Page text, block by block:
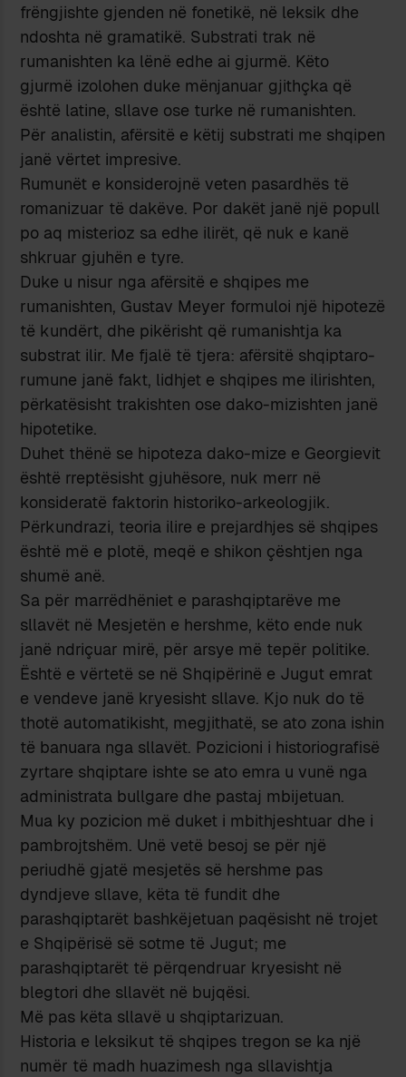
frëngjishte gjenden në fonetikë, në leksik dhe
ndoshta në gramatikë. Substrati trak në
rumanishten ka lënë edhe ai gjurmë. Këto
gjurmë izolohen duke mënjanuar gjithçka që
është latine, sllave ose turke në rumanishten.
Për analistin, afërsitë e këtij substrati me shqipen
janë vërtet impresive.
Rumunët e konsiderojnë veten pasardhës të
romanizuar të dakëve. Por dakët janë një popull
po aq misterioz sa edhe ilirët, që nuk e kanë
shkruar gjuhën e tyre.
Duke u nisur nga afërsitë e shqipes me
rumanishten, Gustav Meyer formuloi një hipotezë
të kundërt, dhe pikërisht që rumanishtja ka
substrat ilir. Me fjalë të tjera: afërsitë shqiptaro-
rumune janë fakt, lidhjet e shqipes me ilirishten,
përkatësisht trakishten ose dako-mizishten janë
hipotetike.
Duhet thënë se hipoteza dako-mize e Georgievit
është rreptësisht gjuhësore, nuk merr në
konsideratë faktorin historiko-arkeologjik.
Përkundrazi, teoria ilire e prejardhjes së shqipes
është më e plotë, meqë e shikon çështjen nga
shumë anë.
Sa për marrëdhëniet e parashqiptarëve me
sllavët në Mesjetën e hershme, këto ende nuk
janë ndriçuar mirë, për arsye më tepër politike.
Është e vërtetë se në Shqipërinë e Jugut emrat
e vendeve janë kryesisht sllave. Kjo nuk do të
thotë automatikisht, megjithatë, se ato zona ishin
të banuara nga sllavët. Pozicioni i historiografisë
zyrtare shqiptare ishte se ato emra u vunë nga
administrata bullgare dhe pastaj mbijetuan.
Mua ky pozicion më duket i mbithjeshtuar dhe i
pambrojtshëm. Unë vetë besoj se për një
periudhë gjatë mesjetës së hershme pas
dyndjeve sllave, këta të fundit dhe
parashqiptarët bashkëjetuan paqësisht në trojet
e Shqipërisë së sotme të Jugut; me
parashqiptarët të përqendruar kryesisht në
blegtori dhe sllavët në bujqësi.
Më pas këta sllavë u shqiptarizuan.
Historia e leksikut të shqipes tregon se ka një
numër të madh huazimesh nga sllavishtja